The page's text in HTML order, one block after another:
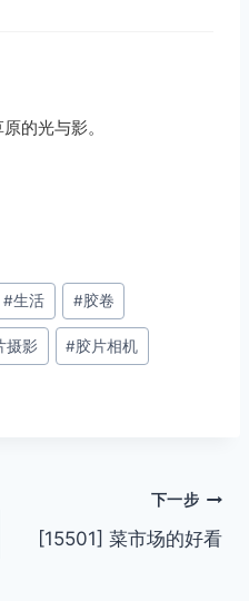
的光与影。
#生活 #胶卷
摄影 #胶片相机
下一步
[15501] 菜市场的好看